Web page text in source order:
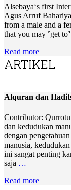
Alsebaya‘s first
Agus Arruf
from a male and a
that you may ˹get
Read more
ARTIKEL
Alquran dan
Contributor:
dan kedudukan
dengan
manusia,
ini sangat penting
saja …
Read more